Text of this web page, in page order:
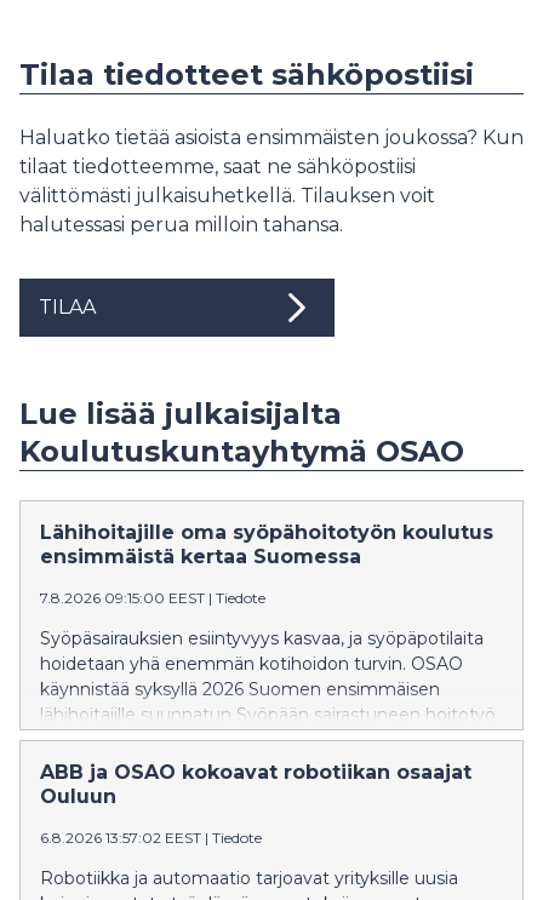
Tilaa tiedotteet sähköpostiisi
Haluatko tietää asioista ensimmäisten joukossa? Kun
tilaat tiedotteemme, saat ne sähköpostiisi
välittömästi julkaisuhetkellä. Tilauksen voit
halutessasi perua milloin tahansa.
TILAA
Lue lisää julkaisijalta
Koulutuskuntayhtymä OSAO
Lähihoitajille oma syöpähoitotyön koulutus
ensimmäistä kertaa Suomessa
7.8.2026 09:15:00 EEST | Tiedote
Syöpäsairauksien esiintyvyys kasvaa, ja syöpäpotilaita
hoidetaan yhä enemmän kotihoidon turvin. OSAO
käynnistää syksyllä 2026 Suomen ensimmäisen
lähihoitajille suunnatun Syöpään sairastuneen hoitotyö
-tutkinnon osan vahvistamaan lähihoitajien osaamista
syöpään sairastuneiden ohjaamisessa, tukemisessa ja
hoitamisessa.
ABB ja OSAO kokoavat robotiikan osaajat
Ouluun
6.8.2026 13:57:02 EEST | Tiedote
Robotiikka ja automaatio tarjoavat yrityksille uusia